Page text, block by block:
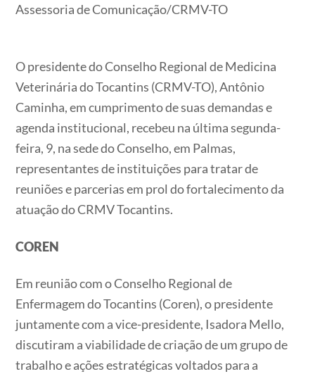
Assessoria de Comunicação/CRMV-TO
O presidente do Conselho Regional de Medicina
Veterinária do Tocantins (CRMV-TO), Antônio
Caminha, em cumprimento de suas demandas e
agenda institucional, recebeu na última segunda-
feira, 9, na sede do Conselho, em Palmas,
representantes de instituições para tratar de
reuniões e parcerias em prol do fortalecimento da
atuação do CRMV Tocantins.
COREN
Em reunião com o Conselho Regional de
Enfermagem do Tocantins (Coren), o presidente
juntamente com a vice-presidente, Isadora Mello,
discutiram a viabilidade de criação de um grupo de
trabalho e ações estratégicas voltados para a